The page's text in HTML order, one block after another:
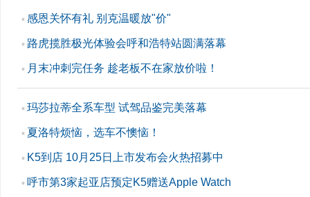
▪ 感恩关怀有礼 别克温暖放"价"
▪ 路虎揽胜极光体验会呼和浩特站圆满落幕
▪ 月末冲刺完任务 趁老板不在家放价啦！
▪ 玛莎拉蒂全系车型 试驾品鉴完美落幕
▪ 夏洛特烦恼，选车不懊恼！
▪ K5到店 10月25日上市发布会火热招募中
▪ 呼市第3家起亚店预定K5赠送Apple Watch